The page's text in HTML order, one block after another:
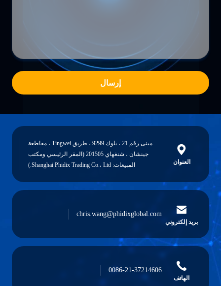
إرسال
العنوان
مبنى رقم 21 ، بلوك 9299 ، طريق Tingwei ، مقاطعة
جينشان ، شنغهاي 201505 (المقر الرئيسي ومكتب
المبيعات: Shanghai Phidix Trading Co.، Ltd.)
بريد إلكتروني
chris.wang@phidixglobal.com
الهاتف
0086-21-37214606